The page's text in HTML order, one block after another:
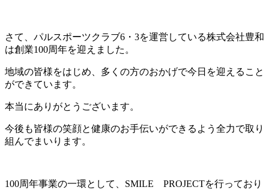
さて、パルスポーツクラブ6・3を運営している株式会社豊和
は創業100周年を迎えました。
地域の皆様をはじめ、多くの方のおかげで今日を迎えること
ができています。
本当にありがとうございます。
今後も皆様の笑顔と健康のお手伝いができるよう全力で取り
組んでまいります。
100周年事業の一環として、SMILE PROJECTを行っており